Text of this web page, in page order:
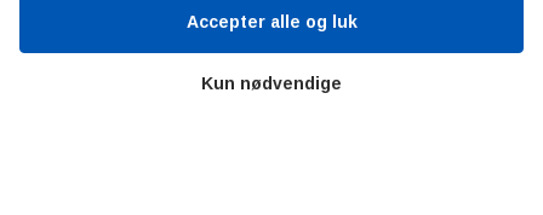
Alltomteknikindustrin
Altombyen
Kun nødvendige
Accepter alle og luk